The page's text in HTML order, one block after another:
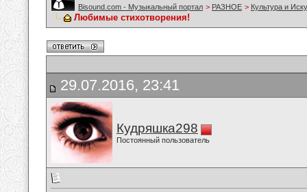
Bisound.com - Музыкальный портал > РАЗНОЕ > Культура и
Любимые стихотворения!
29.07.2016, 23:41
Кудряшка298
Постоянный пользователь